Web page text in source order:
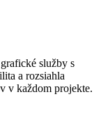
služby s
a rozsiahla
v každom projekte.